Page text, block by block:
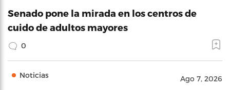
Senado pone la mirada en los centros de
cuido de adultos mayores
0
Noticias Ago 7, 2026